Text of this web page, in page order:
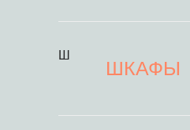
Ш
ШКАФЫ